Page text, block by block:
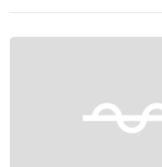
Previous slide